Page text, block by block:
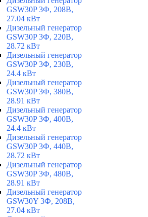
GSW30P 3Ф, 208В,
27.04 кВт
Дизельный генератор
GSW30P 3Ф, 220В,
28.72 кВт
Дизельный генератор
GSW30P 3Ф, 230В,
24.4 кВт
Дизельный генератор
GSW30P 3Ф, 380В,
28.91 кВт
Дизельный генератор
GSW30P 3Ф, 400В,
24.4 кВт
Дизельный генератор
GSW30P 3Ф, 440В,
28.72 кВт
Дизельный генератор
GSW30P 3Ф, 480В,
28.91 кВт
Дизельный генератор
GSW30Y 3Ф, 208В,
27.04 кВт